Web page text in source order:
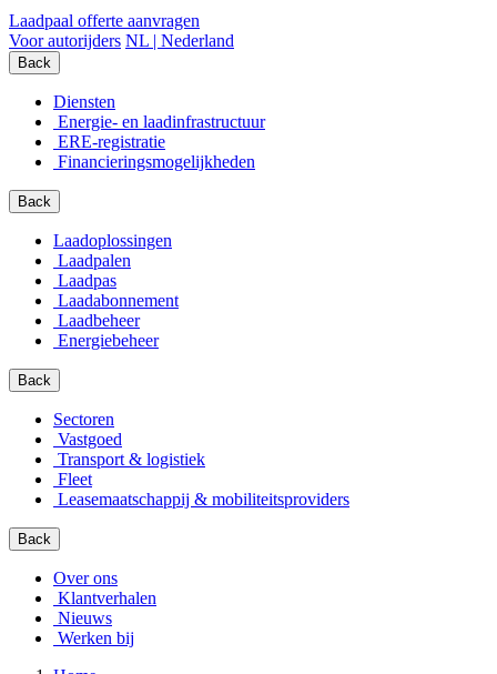
Laadpaal offerte aanvragen
Voor autorijders NL | Nederland
Back
Diensten
Energie- en laadinfrastructuur
ERE-registratie
Financierings­mogelijkheden
Back
Laadoplossingen
Laadpalen
Laadpas
Laadabonnement
Laadbeheer
Energiebeheer
Back
Sectoren
Vastgoed
Transport & logistiek
Fleet
Leasemaatschappij & mobiliteitsproviders
Back
Over ons
Klantverhalen
Nieuws
Werken bij